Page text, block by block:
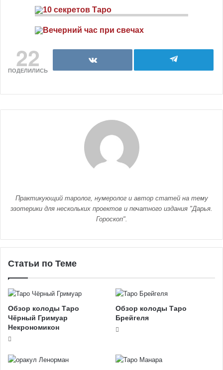
22
ПОДЕЛИЛИСЬ
Практикующий таролог, нумеролог и автор статей на тему
эзотерики для нескольких проектов и печатного издания "Дарья.
Гороскоп".
Статьи по Теме
Обзор колоды Таро
Чёрный Гримуар
Некрономикон
Обзор колоды Таро
Брейгеля